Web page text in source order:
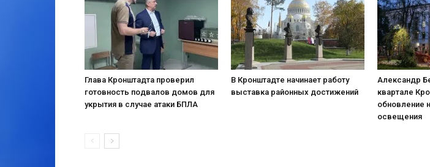
Глава Кронштадта проверил
готовность подвалов домов для
укрытия в случае атаки БПЛА
В Кронштадте начинает работу
выставка районных достижений
Александр
квартале
обновление
освещения